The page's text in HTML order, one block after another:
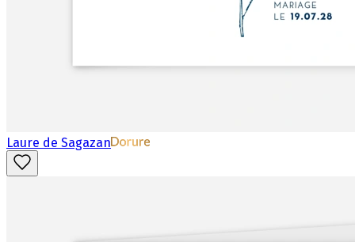
Laure de Sagazan